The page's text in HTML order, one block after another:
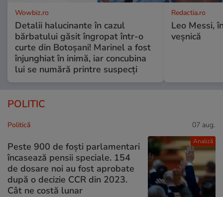
Wowbiz.ro
Detalii halucinante în cazul
bărbatului găsit îngropat într-o
curte din Botoșani! Marinel a fost
înjunghiat în inimă, iar concubina
lui se numără printre suspecți
Redactia.ro
Leo Messi,
veșnică
POLITIC
Analiză
Politică 07 aug.
Peste 900 de foști parlamentari
încasează pensii speciale. 154
de dosare noi au fost aprobate
după o decizie CCR din 2023.
Cât ne costă lunar